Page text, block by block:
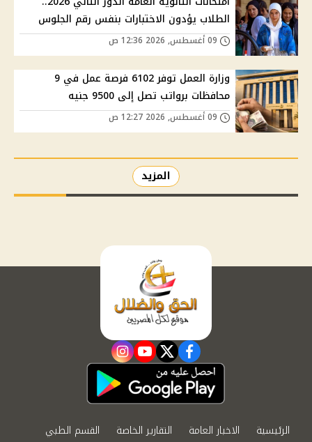
الطلاب يؤدون الاختبارات بنفس رقم الجلوس
وزارة العمل توفر 6102 فرصة عمل في 9
محافظات برواتب تصل إلى 9500 جنيه
المزيد
facebook
twitter
youtube
instagram
الرئيسية الاخبار العامة التقارير الخاصة القسم الطبي